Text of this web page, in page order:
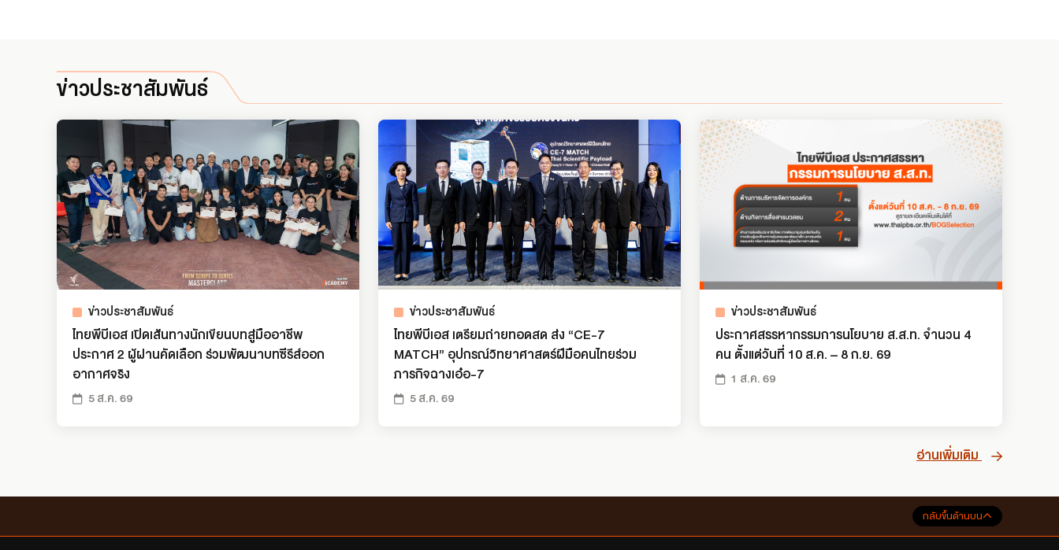
ข่าวประชาสัมพันธ์
ข่าวประชาสัมพันธ์
ไทยพีบีเอส เปิดเส้นทางนักเขียนบทสู่มืออาชีพ
ประกาศ 2 ผู้ผ่านคัดเลือก ร่วมพัฒนาบทซีรีส์ออก
อากาศจริง
5 ส.ค. 69
ข่าวประชาสัมพันธ์
ไทยพีบีเอส เตรียมถ่ายทอดสด ส่ง “CE-7
MATCH” อุปกรณ์วิทยาศาสตร์ฝีมือคนไทยร่วม
ภารกิจฉางเอ๋อ-7
5 ส.ค. 69
ข่าวประชาสัมพันธ์
ประกาศสรรหากรรมการนโยบาย ส.ส.ท. จำนวน 4
คน ตั้งแต่วันที่ 10 ส.ค. – 8 ก.ย. 69
1 ส.ค. 69
อ่านเพิ่มเติม
กลับขึ้นด้านบน